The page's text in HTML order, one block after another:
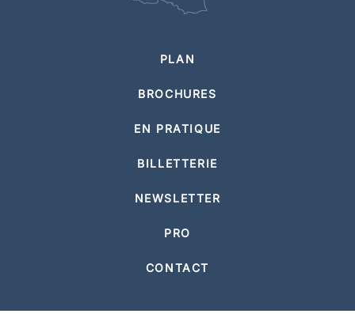
PLAN
BROCHURES
EN PRATIQUE
BILLETTERIE
NEWSLETTER
PRO
CONTACT